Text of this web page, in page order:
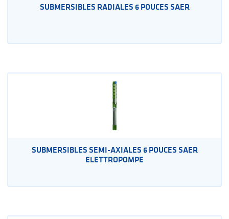
SUBMERSIBLES RADIALES 6 POUCES SAER
SUBMERSIBLES SEMI-AXIALES 6 POUCES SAER
ELETTROPOMPE